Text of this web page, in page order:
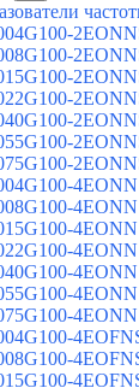
4EONN
4EONN
4EONN
4EONN
4EONN
4EONN
4EONN